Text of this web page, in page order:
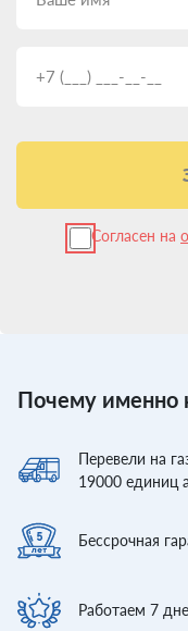
Согласен на
Почему именно
Перевели на
19000 единиц
Бессрочная
Работаем 7